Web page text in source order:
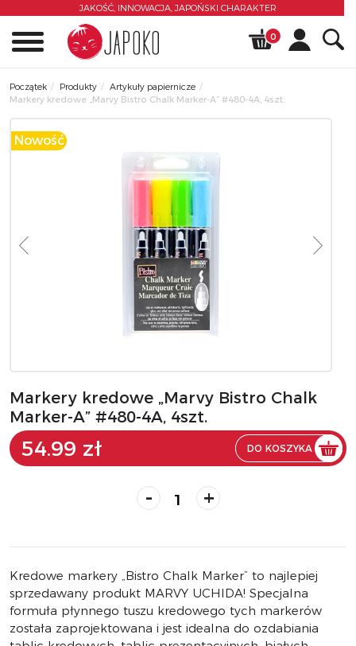
JAKOŚĆ, INNOWACJA, JAPOŃSKI CHARAKTER
0
Początek Produkty
Artykuły papiernicze
Markery kredowe „Marvy Bistro Chalk Marker-A” #480-4A, 4szt.
Nowość
Markery kredowe „Marvy Bistro Chalk
Marker-A” #480-4A, 4szt.
54.99 zł DO KOSZYKA
- +
Kredowe markery „Bistro Chalk Marker” to najlepiej
sprzedawany produkt MARVY UCHIDA! Specjalna
formuła płynnego tuszu kredowego tych markerów
została zaprojektowana i jest idealna do ozdabiania